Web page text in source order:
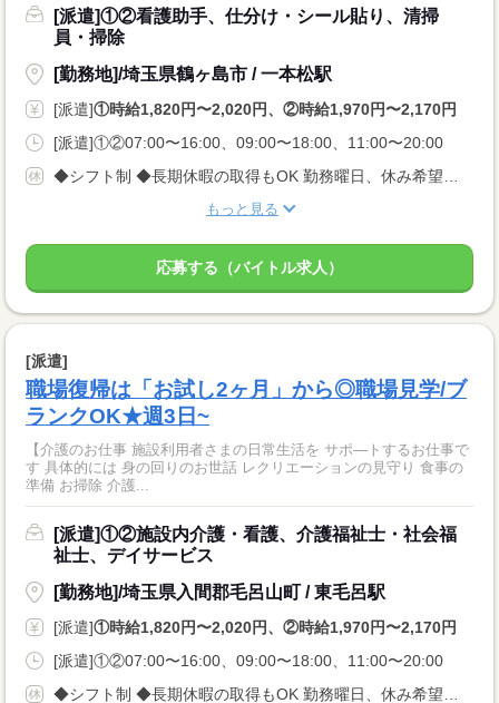
[派遣]①②看護助手、仕分け・シール貼り、清掃
員・掃除
[勤務地]/埼玉県鶴ヶ島市 / 一本松駅
[派遣]①時給1,820円〜2,020円、②時給1,970円〜2,170円
[派遣]①②07:00〜16:00、09:00〜18:00、11:00〜20:00
◆シフト制 ◆長期休暇の取得もOK 勤務曜日、休み希望はお気軽にご相談ください。 やむを得ない急なお休みにも理解のある職場です。
もっと見る
応募する（バイトル求人）
[派遣]
職場復帰は「お試し2ヶ月」から◎職場見学/ブ
ランクOK★週3日~
【介護のお仕事 施設利用者さまの日常生活を サポ—トするお仕事で
す 具体的には 身の回りのお世話 レクリエーションの見守り 食事の
準備 お掃除 介護...
[派遣]①②施設内介護・看護、介護福祉士・社会福
祉士、デイサービス
[勤務地]/埼玉県入間郡毛呂山町 / 東毛呂駅
[派遣]①時給1,820円〜2,020円、②時給1,970円〜2,170円
[派遣]①②07:00〜16:00、09:00〜18:00、11:00〜20:00
◆シフト制 ◆長期休暇の取得もOK 勤務曜日、休み希望はお気軽にご相談ください。 やむを得ない急なお休みにも理解のある職場です。